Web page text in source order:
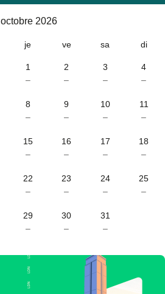
octobre 2026
je ve sa di
1
–
2
–
3
–
4
–
8
–
9
–
10
–
11
–
15
–
16
–
17
–
18
–
22
–
23
–
24
–
25
–
29
–
30
–
31
–